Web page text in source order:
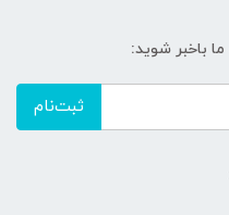
باخبر شوید:
ثبت‌نام